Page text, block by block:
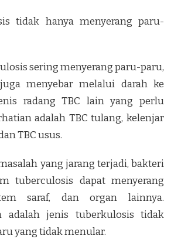
tidak hanya menyerang paru-
sering menyerang paru-paru,
menyebar melalui darah ke
radang TBC lain yang perlu
adalah TBC tulang, kelenjar
TBC usus.
yang jarang terjadi, bakteri
tuberculosis dapat menyerang
saraf, dan organ lainnya.
adalah jenis tuberkulosis tidak
yang tidak menular.